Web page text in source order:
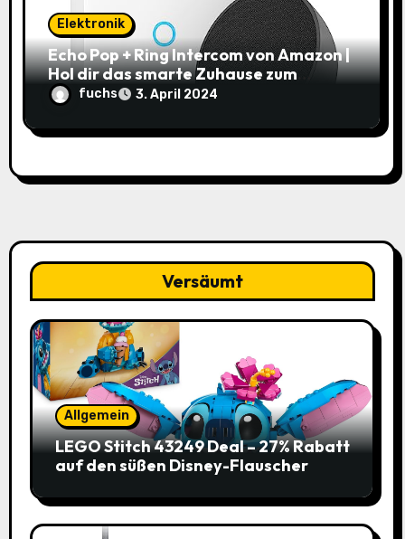
Elektronik
Echo Pop + Ring Intercom von Amazon |
Hol dir das smarte Zuhause zum
Schnäppchenpreis!
fuchs 3. April 2024
Versäumt
Allgemein
LEGO Stitch 43249 Deal – 27% Rabatt
auf den süßen Disney-Flauscher